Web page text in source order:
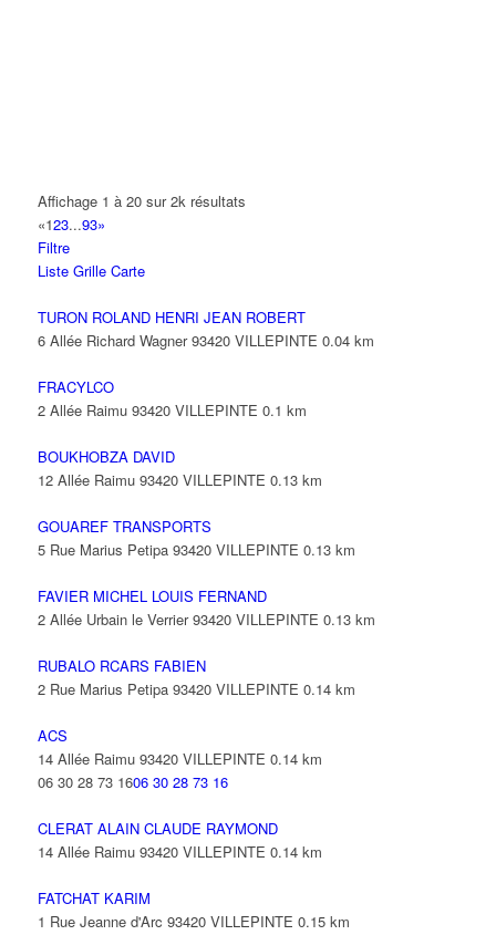
ABBES SARAH
14 Avenue de la Gare 93420 VILLEPINTE
ABID ALFRED
Affichage 1 à 20 sur 2k résultats
«123...93»
Filtre
Liste Grille Carte
TURON ROLAND HENRI JEAN ROBERT
6 Allée Richard Wagner 93420 VILLEPINTE 0.04 km
FRACYLCO
2 Allée Raimu 93420 VILLEPINTE 0.1 km
BOUKHOBZA DAVID
12 Allée Raimu 93420 VILLEPINTE 0.13 km
GOUAREF TRANSPORTS
5 Rue Marius Petipa 93420 VILLEPINTE 0.13 km
FAVIER MICHEL LOUIS FERNAND
2 Allée Urbain le Verrier 93420 VILLEPINTE 0.13 km
RUBALO RCARS FABIEN
2 Rue Marius Petipa 93420 VILLEPINTE 0.14 km
ACS
14 Allée Raimu 93420 VILLEPINTE 0.14 km
06 30 28 73 1606 30 28 73 16
CLERAT ALAIN CLAUDE RAYMOND
14 Allée Raimu 93420 VILLEPINTE 0.14 km
FATCHAT KARIM
1 Rue Jeanne d'Arc 93420 VILLEPINTE 0.15 km